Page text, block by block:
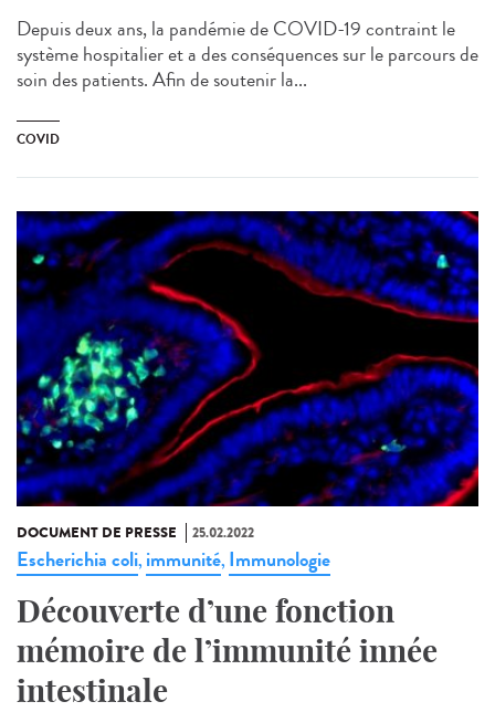
Depuis deux ans, la pandémie de COVID-19 contraint le
système hospitalier et a des conséquences sur le parcours de
soin des patients. Afin de soutenir la...
COVID
DOCUMENT DE PRESSE 25.02.2022
Escherichia coli, immunité, Immunologie
Découverte d’une fonction
mémoire de l’immunité innée
intestinale